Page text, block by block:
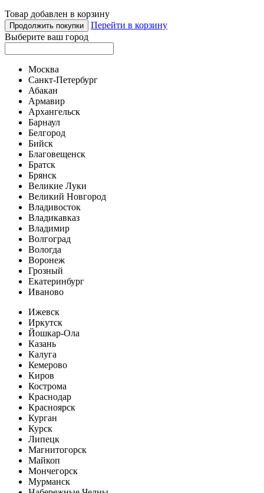
Товар добавлен в корзину
Продолжить покупки
Перейти в корзину
Выберите ваш город
Москва
Санкт-Петербург
Абакан
Армавир
Архангельск
Барнаул
Белгород
Бийск
Благовещенск
Братск
Брянск
Великие Луки
Великий Новгород
Владивосток
Владикавказ
Владимир
Волгоград
Вологда
Воронеж
Грозный
Екатеринбург
Иваново
Ижевск
Иркутск
Йошкар-Ола
Казань
Калуга
Кемерово
Киров
Кострома
Краснодар
Красноярск
Курган
Курск
Липецк
Магнитогорск
Майкоп
Мончегорск
Мурманск